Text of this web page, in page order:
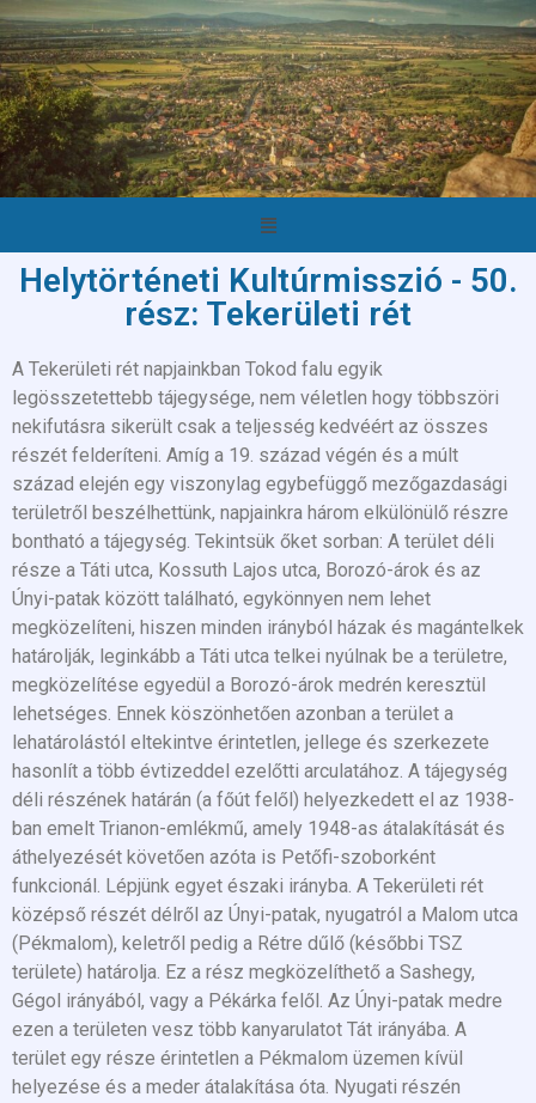
Helytörténeti Kultúrmisszió - 50.
rész: Tekerületi rét
A Tekerületi rét napjainkban Tokod falu egyik
legösszetettebb tájegysége, nem véletlen hogy többszöri
nekifutásra sikerült csak a teljesség kedvéért az összes
részét felderíteni. Amíg a 19. század végén és a múlt
század elején egy viszonylag egybefüggő mezőgazdasági
területről beszélhettünk, napjainkra három elkülönülő részre
bontható a tájegység. Tekintsük őket sorban: A terület déli
része a Táti utca, Kossuth Lajos utca, Borozó-árok és az
Únyi-patak között található, egykönnyen nem lehet
megközelíteni, hiszen minden irányból házak és magántelkek
határolják, leginkább a Táti utca telkei nyúlnak be a területre,
megközelítése egyedül a Borozó-árok medrén keresztül
lehetséges. Ennek köszönhetően azonban a terület a
lehatárolástól eltekintve érintetlen, jellege és szerkezete
hasonlít a több évtizeddel ezelőtti arculatához. A tájegység
déli részének határán (a főút felől) helyezkedett el az 1938-
ban emelt Trianon-emlékmű, amely 1948-as átalakítását és
áthelyezését követően azóta is Petőfi-szoborként
funkcionál. Lépjünk egyet északi irányba. A Tekerületi rét
középső részét délről az Únyi-patak, nyugatról a Malom utca
(Pékmalom), keletről pedig a Rétre dűlő (későbbi TSZ
területe) határolja. Ez a rész megközelíthető a Sashegy,
Gégol irányából, vagy a Pékárka felől. Az Únyi-patak medre
ezen a területen vesz több kanyarulatot Tát irányába. A
terület egy része érintetlen a Pékmalom üzemen kívül
helyezése és a meder átalakítása óta. Nyugati részén